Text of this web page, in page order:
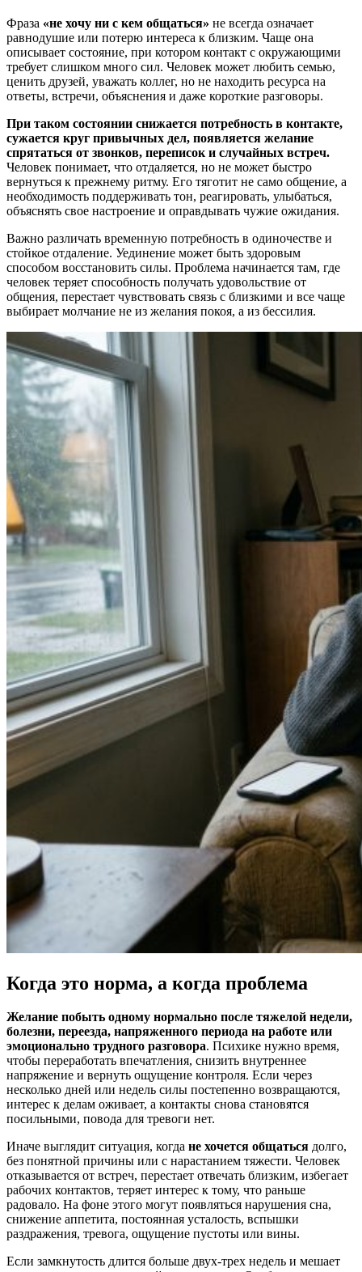
Фраза «не хочу ни с кем общаться» не всегда означает
равнодушие или потерю интереса к близким. Чаще она
описывает состояние, при котором контакт с окружающими
требует слишком много сил. Человек может любить семью,
ценить друзей, уважать коллег, но не находить ресурса на
ответы, встречи, объяснения и даже короткие разговоры.
При таком состоянии снижается потребность в контакте,
сужается круг привычных дел, появляется желание
спрятаться от звонков, переписок и случайных встреч.
Человек понимает, что отдаляется, но не может быстро
вернуться к прежнему ритму. Его тяготит не само общение, а
необходимость поддерживать тон, реагировать, улыбаться,
объяснять свое настроение и оправдывать чужие ожидания.
Важно различать временную потребность в одиночестве и
стойкое отдаление. Уединение может быть здоровым
способом восстановить силы. Проблема начинается там, где
человек теряет способность получать удовольствие от
общения, перестает чувствовать связь с близкими и все чаще
выбирает молчание не из желания покоя, а из бессилия.
Когда это норма, а когда проблема
Желание побыть одному нормально после тяжелой недели,
болезни, переезда, напряженного периода на работе или
эмоционально трудного разговора. Психике нужно время,
чтобы переработать впечатления, снизить внутреннее
напряжение и вернуть ощущение контроля. Если через
несколько дней или недель силы постепенно возвращаются,
интерес к делам оживает, а контакты снова становятся
посильными, повода для тревоги нет.
Иначе выглядит ситуация, когда не хочется общаться долго,
без понятной причины или с нарастанием тяжести. Человек
отказывается от встреч, перестает отвечать близким, избегает
рабочих контактов, теряет интерес к тому, что раньше
радовало. На фоне этого могут появляться нарушения сна,
снижение аппетита, постоянная усталость, вспышки
раздражения, тревога, ощущение пустоты или вины.
Если замкнутость длится больше двух-трех недель и мешает